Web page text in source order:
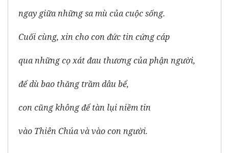
ngay giữa những sa mù của cuộc sống.
Cuối cùng, xin cho con đức tin cứng cáp
qua những cọ xát đau thương của phận người,
để dù bao thăng trầm dâu bể,
con cũng không để tàn lụi niềm tin
vào Thiên Chúa và vào con người.